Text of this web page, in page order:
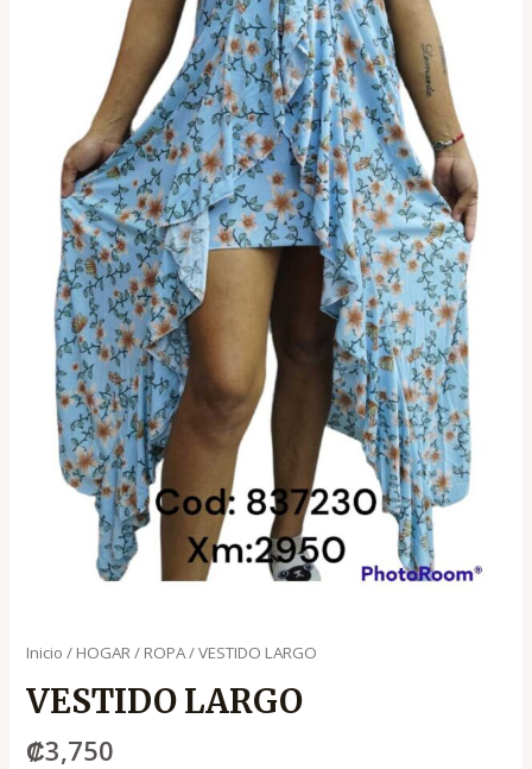
Inicio / HOGAR/ ROPA/ VESTIDO LARGO
VESTIDO LARGO
₡3,750